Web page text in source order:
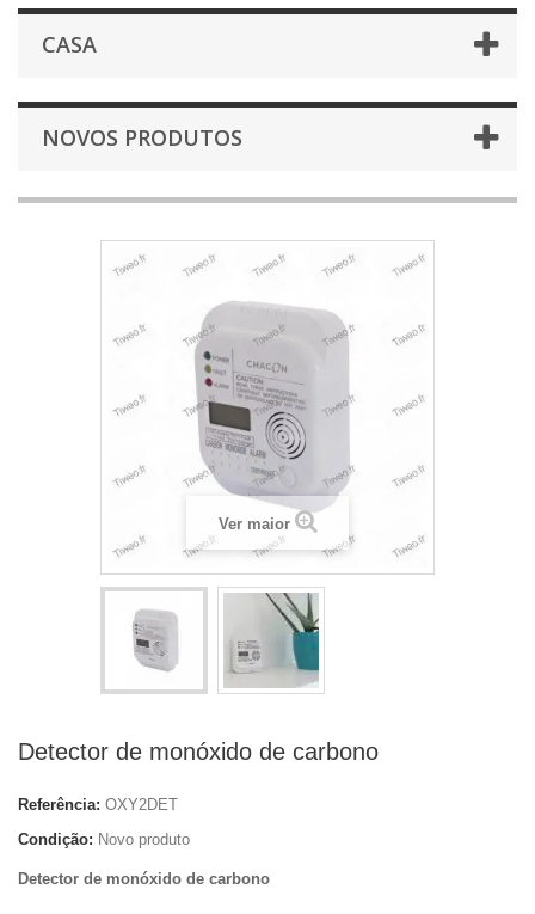
CASA
NOVOS PRODUTOS
Ver maior
Detector de monóxido de carbono
Referência: OXY2DET
Condição: Novo produto
Detector de monóxido de carbono